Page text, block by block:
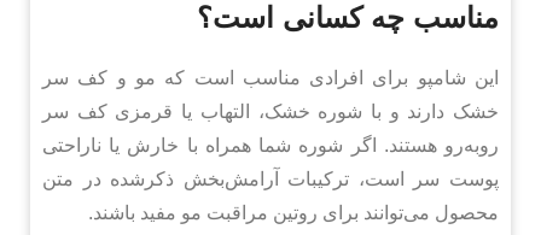
مناسب چه کسانی است؟
این شامپو برای افرادی مناسب است که مو و کف سر
خشک دارند و با شوره خشک، التهاب یا قرمزی کف سر
روبه‌رو هستند. اگر شوره شما همراه با خارش یا ناراحتی
پوست سر است، ترکیبات آرامش‌بخش ذکرشده در متن
محصول می‌توانند برای روتین مراقبت مو مفید باشند.